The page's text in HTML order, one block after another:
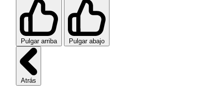
Pulgar arriba Pulgar abajo
Atrás